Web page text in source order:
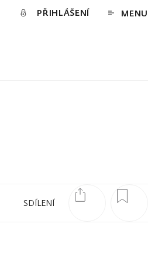
PŘIHLÁŠENÍ MENU
SDÍLENÍ